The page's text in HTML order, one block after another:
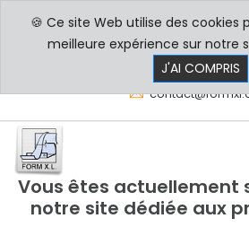
PROFESSIONNELS
Vous êtes actuellement
notre site dédiée aux
🍪 Ce site Web utilise des cookies
meilleure expérience sur notre
J'AI COMPRIS